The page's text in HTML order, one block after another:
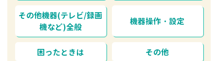
その他機器(テレビ/録画
機など)全般
機器操作・設定
困ったときは その他